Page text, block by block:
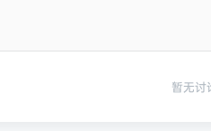
暂无讨